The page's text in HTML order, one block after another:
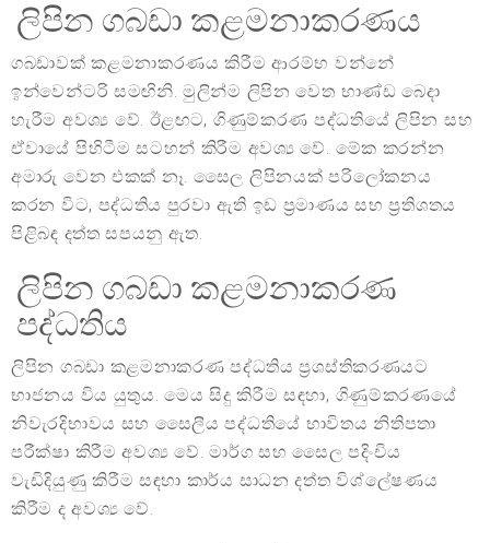
ලිපින ගබඩා කළමනාකරණය
ගබඩාවක් කළමනාකරණය කිරීම ආරම්භ වන්නේ
ඉන්වෙන්ටරි සමඟිනි. මුලින්ම ලිපින වෙත භාණ්ඩ බෙදා
හැරීම අවශ්‍ය වේ. ඊළඟට, ගිණුම්කරණ පද්ධතියේ ලිපින සහ
ඒවායේ පිහිටීම සටහන් කිරීම අවශ්‍ය වේ. මේක කරන්න
අමාරු වෙන එකක් නෑ. සෛල ලිපිනයක් පරිලෝකනය
කරන විට, පද්ධතිය පුරවා ඇති ඉඩ ප්‍රමාණය සහ ප්‍රතිශතය
පිළිබඳ දත්ත සපයනු ඇත.
ලිපින ගබඩා කළමනාකරණ
පද්ධතිය
ලිපින ගබඩා කළමනාකරණ පද්ධතිය ප්‍රශස්තිකරණයට
භාජනය විය යුතුය. මෙය සිදු කිරීම සඳහා, ගිණුම්කරණයේ
නිවැරදිභාවය සහ සෛලීය පද්ධතියේ භාවිතය නිතිපතා
පරීක්ෂා කිරීම අවශ්‍ය වේ. මාර්ග සහ සෛල පදිංචිය
වැඩිදියුණු කිරීම සඳහා කාර්ය සාධන දත්ත විශ්ලේෂණය
කිරීම ද අවශ්‍ය වේ.